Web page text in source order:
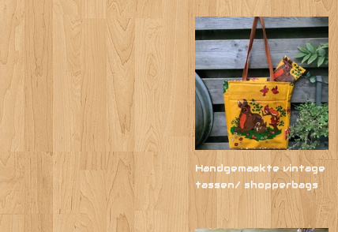
Handgemaakte vintage
tassen/ shopperbags